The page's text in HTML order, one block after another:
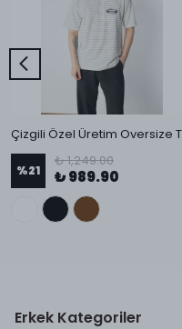
%21
₺ 1,249.00
₺ 989.90
Erkek Kategoriler